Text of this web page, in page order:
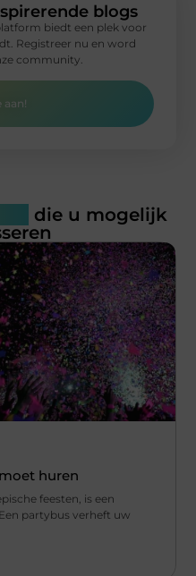
blogs
biedt een plek voor
Registreer nu en word
community.
aan!
die u mogelijk
huren
feesten, is een
partybus verheft uw